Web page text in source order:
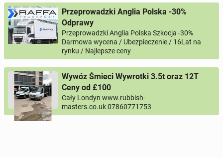
Przeprowadzki Anglia Polska -30%
Odprawy
Przeprowadzki Anglia Polska Szkocja -30%
Darmowa wycena / Ubezpieczenie / 16Lat na
rynku / Najlepsze ceny
Wywóz Śmieci Wywrotki 3.5t oraz 12T
Ceny od £100
Cały Londyn www.rubbish-
masters.co.uk 07860771753